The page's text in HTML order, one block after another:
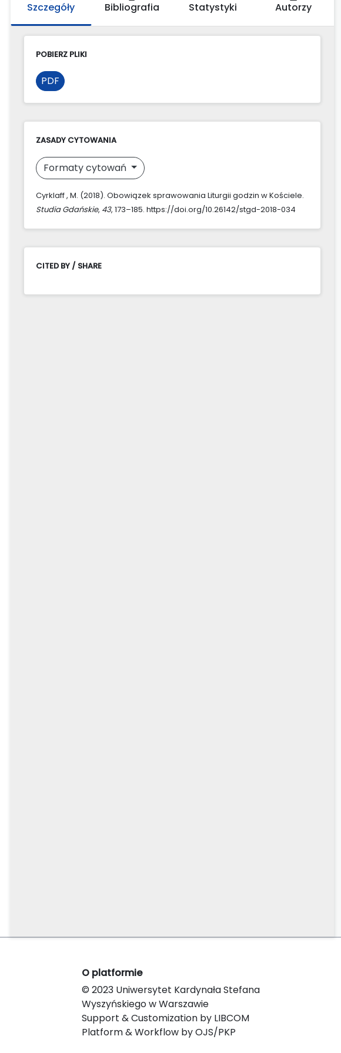
Szczegóły Bibliografia Statystyki Autorzy
POBIERZ PLIKI
PDF
ZASADY CYTOWANIA
Formaty cytowań
Cyrklaff , M. (2018). Obowiązek sprawowania Liturgii godzin w Kościele.
Studia Gdańskie, 43, 173–185. https://doi.org/10.26142/stgd-2018-034
CITED BY / SHARE
O platformie
© 2023 Uniwersytet Kardynała Stefana
Wyszyńskiego w Warszawie
Support & Customization by LIBCOM
Platform & Workflow by OJS/PKP